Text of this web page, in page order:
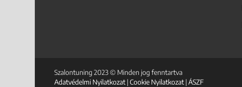
Szalontuning 2023 © Minden jog fenntartva
Adatvédelmi Nyilatkozat |Cookie Nyilatkozat |ÁSZF